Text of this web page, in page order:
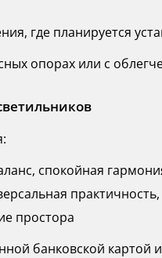
где планируется
опорах или с
спокойная
практичность,
простора
банковской картой